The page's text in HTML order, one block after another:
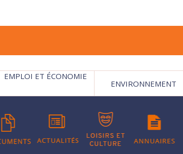
EMPLOI ET ÉCONOMIE
ENVIRONNEMENT